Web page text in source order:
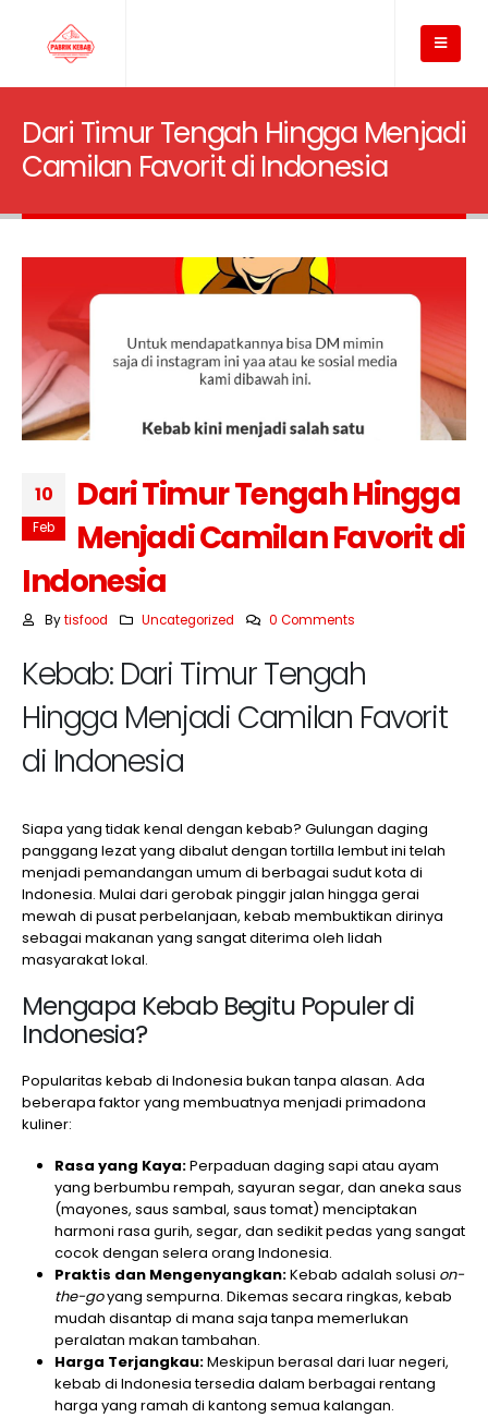
Dari Timur Tengah Hingga Menjadi
Camilan Favorit di Indonesia
10
Feb
Dari Timur Tengah Hingga
Menjadi Camilan Favorit di
Indonesia
By tisfood Uncategorized 0 Comments
Kebab: Dari Timur Tengah
Hingga Menjadi Camilan Favorit
di Indonesia
Siapa yang tidak kenal dengan kebab? Gulungan daging
panggang lezat yang dibalut dengan tortilla lembut ini telah
menjadi pemandangan umum di berbagai sudut kota di
Indonesia. Mulai dari gerobak pinggir jalan hingga gerai
mewah di pusat perbelanjaan, kebab membuktikan dirinya
sebagai makanan yang sangat diterima oleh lidah
masyarakat lokal.
Mengapa Kebab Begitu Populer di
Indonesia?
Popularitas kebab di Indonesia bukan tanpa alasan. Ada
beberapa faktor yang membuatnya menjadi primadona
kuliner:
Rasa yang Kaya:Perpaduan daging sapi atau ayam
yang berbumbu rempah, sayuran segar, dan aneka saus
(mayones, saus sambal, saus tomat) menciptakan
harmoni rasa gurih, segar, dan sedikit pedas yang sangat
cocok dengan selera orang Indonesia.
Praktis dan Mengenyangkan:Kebab adalah solusi on-
the-goyang sempurna. Dikemas secara ringkas, kebab
mudah disantap di mana saja tanpa memerlukan
peralatan makan tambahan.
Harga Terjangkau:Meskipun berasal dari luar negeri,
kebab di Indonesia tersedia dalam berbagai rentang
harga yang ramah di kantong semua kalangan.